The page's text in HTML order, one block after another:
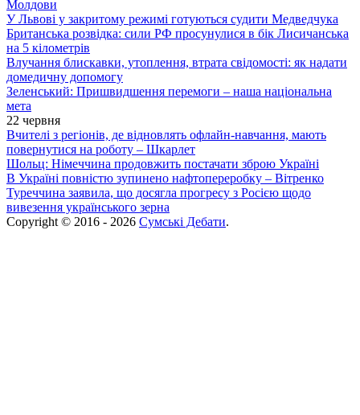
Молдови
У Львові у закритому режимі готуються судити Медведчука
Британська розвідка: сили РФ просунулися в бік Лисичанська
на 5 кілометрів
Влучання блискавки, утоплення, втрата свідомості: як надати
домедичну допомогу
Зеленський: Пришвидшення перемоги – наша національна
мета
22 червня
Вчителі з регіонів, де відновлять офлайн-навчання, мають
повернутися на роботу – Шкарлет
Шольц: Німеччина продовжить постачати зброю Україні
В Україні повністю зупинено нафтопереробку – Вітренко
Туреччина заявила, що досягла прогресу з Росією щодо
вивезення українського зерна
Copyright © 2016 - 2026 Сумські Дебати.